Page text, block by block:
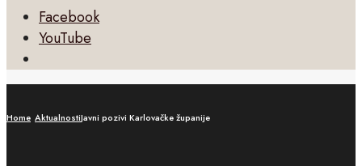
Facebook
YouTube
Search
Home AktualnostiJavni pozivi Karlovačke županije